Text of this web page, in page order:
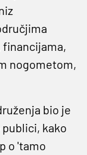
nogometom,
bio je
kako
o 'tamo